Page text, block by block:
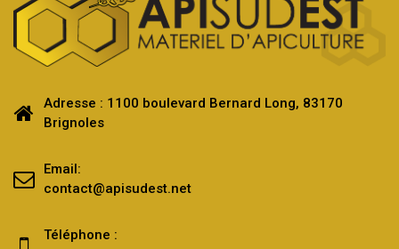
Adresse : 1100 boulevard Bernard Long, 83170
Brignoles
Email:
contact@apisudest.net
Téléphone :